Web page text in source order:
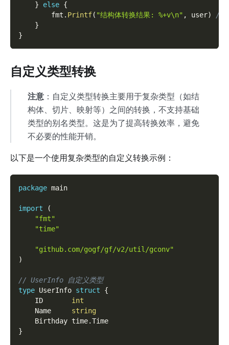
}
else {
		fmt
. Printf( "结构体转换结果: %+v\n" , user)
//
}
}
自定义类型转换
注意 ：自定义类型转换主要用于复杂类型（如结
构体、切片、映射等）之间的转换，不支持基础
类型的别名类型。这是为了提高转换效率，避免
不必要的性能开销。
以下是一个使用复杂类型的自定义转换示例：
package main
import
(
"fmt"
"time"
"github.com/gogf/gf/v2/util/gconv"
)
// UserInfo 自定义类型
type UserInfo struct
{
	ID
int
	Name
string
	Birthday time
.Time
}